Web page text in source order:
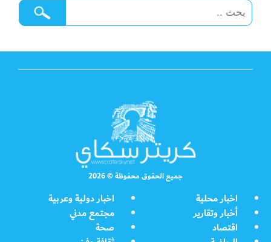
جميع الحقوق محفوظة © 2026
اخبار محلية
اخبار دولية وعربية
أخبار وتقارير
مجتمع مدني
اقتصاد
صحة